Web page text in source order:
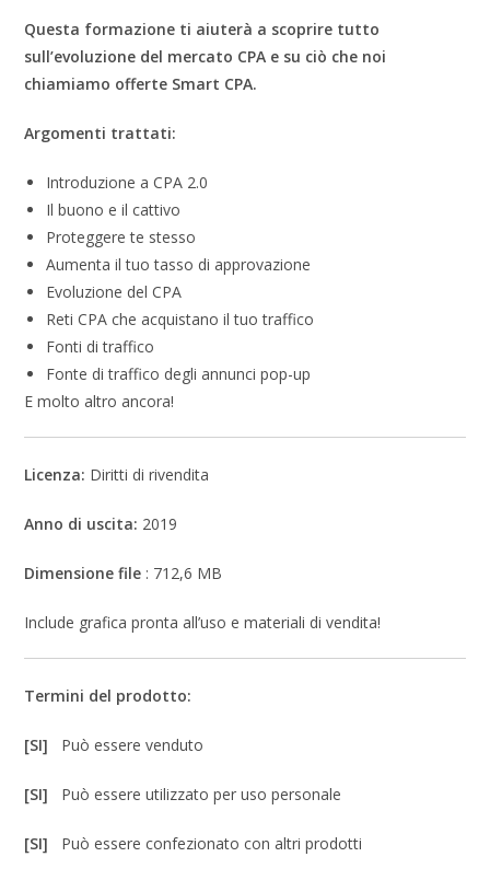
Questa formazione ti aiuterà a scoprire tutto
sull’evoluzione del mercato CPA e su ciò che noi
chiamiamo offerte Smart CPA.
Argomenti trattati:
Introduzione a CPA 2.0
Il buono e il cattivo
Proteggere te stesso
Aumenta il tuo tasso di approvazione
Evoluzione del CPA
Reti CPA che acquistano il tuo traffico
Fonti di traffico
Fonte di traffico degli annunci pop-up
E molto altro ancora!
Licenza: Diritti di rivendita
Anno di uscita: 2019
Dimensione file : 712,6 MB
Include grafica pronta all’uso e materiali di vendita!
Termini del prodotto:
[SI] Può essere venduto
[SI] Può essere utilizzato per uso personale
[SI] Può essere confezionato con altri prodotti